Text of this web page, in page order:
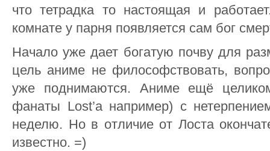
что тетрадка то настоящая и
комнате у парня появляется сам бог
Начало уже дает богатую почву для
цель аниме не философствовать,
уже поднимаются. Аниме ещё
фанаты Lost’а например) с
неделю. Но в отличие от Лоста
известно. =)